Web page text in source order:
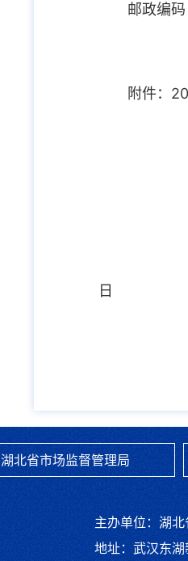
邮政编码
附件：
日
湖北省市场监督管理局
主办单位：湖
地址：武汉东